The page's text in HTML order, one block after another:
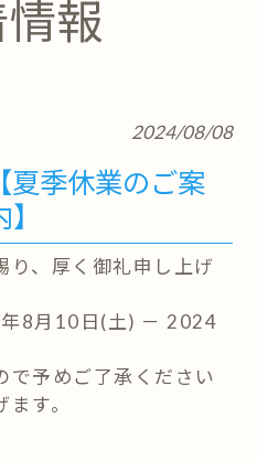
報
2024/08/08
夏季休業のご案
り、厚く御礼申し上げ
8月10日(土) － 2024
で予めご了承ください
す。